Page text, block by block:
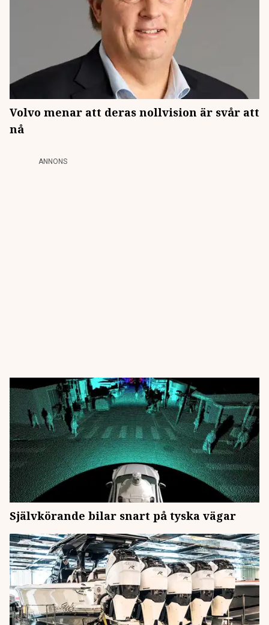
Volvo menar att deras nollvision är svår att
nå
ANNONS
Självkörande bilar snart på tyska vägar